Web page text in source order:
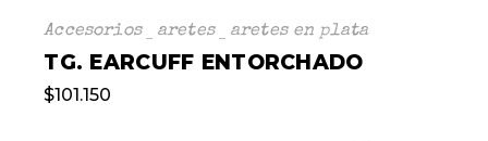
Accesorios aretes aretes en plata
TG. EARCUFF ENTORCHADO
$101.150